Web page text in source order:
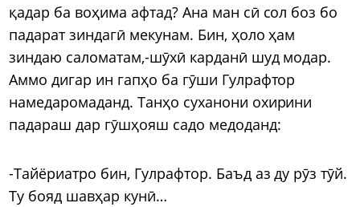
қадар ба воҳима афтад? Ана ман сӣ сол боз бо
падарат зиндагӣ мекунам. Бин, ҳоло ҳам
зиндаю саломатам,-шӯхӣ карданӣ шуд модар.
Аммо дигар ин гапҳо ба гӯши Гулрафтор
намедаромаданд. Танҳо суханони охирини
падараш дар гӯшҳояш садо медоданд:
-Тайёриатро бин, Гулрафтор. Баъд аз ду рӯз тӯй.
Ту бояд шавҳар кунӣ…